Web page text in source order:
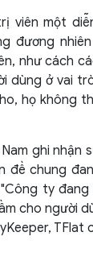
viên một
đương
như cách
dùng ở vai
họ không
ghi nhận
đề chung
ty
cho người
TFlat